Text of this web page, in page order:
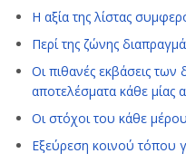
Η αξία της λίστας
Περί της ζώνης
Οι πιθανές εκβάσεις των
αποτελέσματα κάθε μίας
Οι στόχοι του κάθε
Εξεύρεση κοινού τόπου